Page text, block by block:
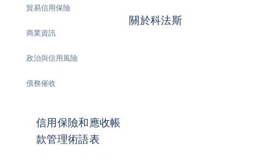
貿易信用保險
商業資訊
政治與信用風險
債務催收
關於科法斯
信用保險和應收帳
款管理術語表